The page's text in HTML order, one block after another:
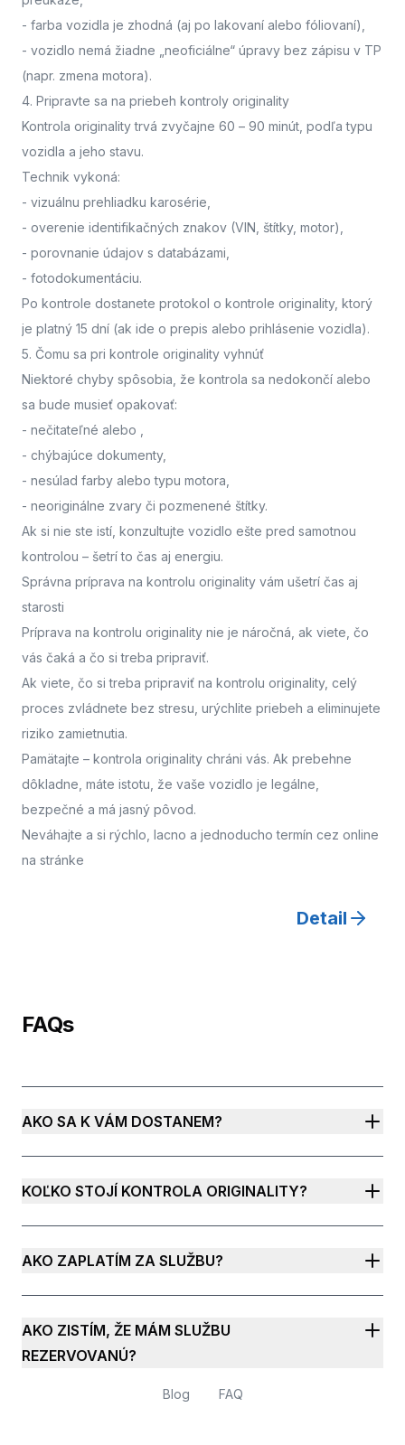
- farba vozidla je zhodná (aj po lakovaní alebo fóliovaní),
- vozidlo nemá žiadne „neoficiálne“ úpravy bez zápisu v TP
(napr. zmena motora).
4. Pripravte sa na priebeh kontroly originality
Kontrola originality trvá zvyčajne 60 – 90 minút , podľa typu
vozidla a jeho stavu.
Technik vykoná:
- vizuálnu prehliadku karosérie,
- overenie identifikačných znakov (VIN, štítky, motor),
- porovnanie údajov s databázami,
- fotodokumentáciu.
Po kontrole dostanete protokol o kontrole originality, ktorý
je platný 15 dní (ak ide o prepis alebo prihlásenie vozidla).
5. Čomu sa pri kontrole originality vyhnúť
Niektoré chyby spôsobia, že kontrola sa nedokončí alebo
sa bude musieť opakovať:
- nečitateľné alebo
- chýbajúce dokumenty,
- nesúlad farby alebo typu motora,
- neoriginálne zvary či pozmenené štítky.
Ak si nie ste istí, konzultujte vozidlo ešte pred samotnou
kontrolou – šetrí to čas aj energiu.
Správna príprava na kontrolu originality vám ušetrí čas aj
starosti
Príprava na kontrolu originality nie je náročná, ak viete, čo
vás čaká a čo si treba pripraviť.
Ak viete, čo si treba pripraviť na kontrolu originality, celý
proces zvládnete bez stresu, urýchlite priebeh a eliminujete
riziko zamietnutia.
Pamätajte – kontrola originality chráni vás. Ak prebehne
dôkladne, máte istotu, že vaše vozidlo je legálne,
bezpečné a má jasný pôvod.
Neváhajte a si rýchlo, lacno a jednoducho termín cez online
na stránke
Detail
FAQs
AKO SA K VÁM DOSTANEM?
KOĽKO STOJÍ KONTROLA ORIGINALITY?
AKO ZAPLATÍM ZA SLUŽBU?
AKO ZISTÍM, ŽE MÁM SLUŽBU
REZERVOVANÚ?
Blog FAQ